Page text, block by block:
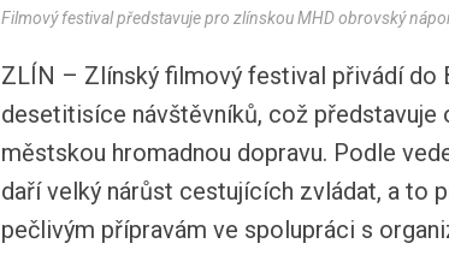
Filmový festival představuje pro zlínskou MHD obrovský
ZLÍN – Zlínský filmový festival přivádí do
desetitisíce návštěvníků, což představuje
městskou hromadnou dopravu. Podle
daří velký nárůst cestujících zvládat, a to
pečlivým přípravám ve spolupráci s